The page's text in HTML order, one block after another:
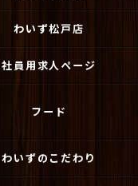
わいず松戸店
社員用求人ページ
フード
わいずのこだわり